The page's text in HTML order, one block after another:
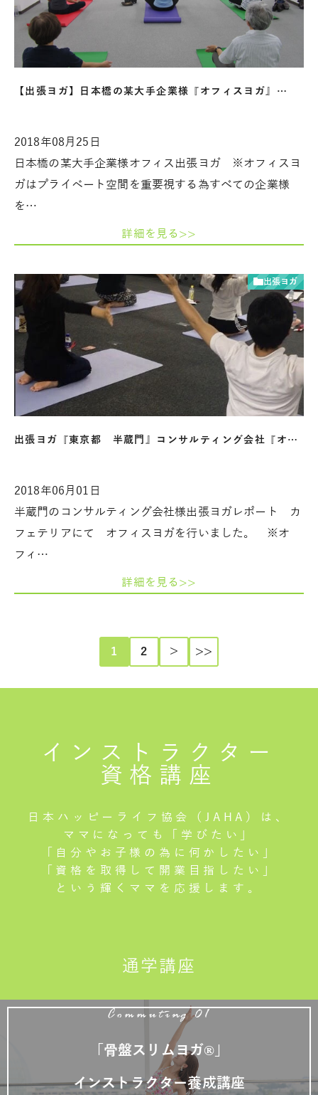
【出張ヨガ】日本橋の某大手企業様『オフィスヨガ』…
2018年08月25日
日本橋の某大手企業様オフィス出張ヨガ ※オフィスヨ
ガはプライベート空間を重要視する為すべての企業様
を…
詳細を見る>>
出張ヨガ
出張ヨガ『東京都 半蔵門』コンサルティング会社『オ…
2018年06月01日
半蔵門のコンサルティング会社様出張ヨガレポート カ
フェテリアにて オフィスヨガを行いました。 ※オ
フィ…
詳細を見る>>
1 2 ＞ >>
インストラクター
資格講座
日本ハッピーライフ協会（JAHA）は、
ママになっても「学びたい」
「自分やお子様の為に何かしたい」
「資格を取得して開業目指したい」
という輝くママを応援します。
通学講座
Commuting 01
「骨盤スリムヨガ®」
インストラクター養成講座